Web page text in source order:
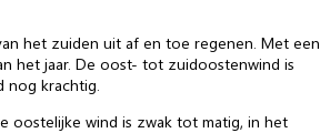
het zuiden uit af en toe regenen. Met een
het jaar. De oost- tot zuidoostenwind is
nog krachtig.
oostelijke wind is zwak tot matig, in het